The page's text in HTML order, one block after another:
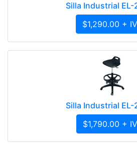
Silla Industrial EL-
$1,290.00 +
Silla Industrial
$1,790.00 +